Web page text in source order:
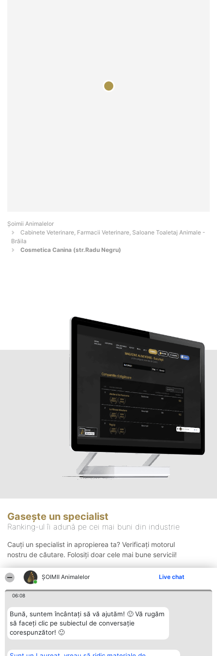
ŞOIMII Animalelor Live chat
06:08
Bună, suntem încântați să vă ajutăm! 🙂 Vă rugăm
să faceți clic pe subiectul de conversație
corespunzător! 🙂
Şoimii Animalelor
Cabinete Veterinare, Farmacii Veterinare, Saloane Toaletaj Animale -
Brăila
Cosmetica Canina (str.Radu Negru)
Gasește un specialist
Ranking-ul îi adună pe cei mai buni din industrie
Cauți un specialist in apropierea ta? Verificați motorul
nostru de căutare. Folosiți doar cele mai bune servicii!